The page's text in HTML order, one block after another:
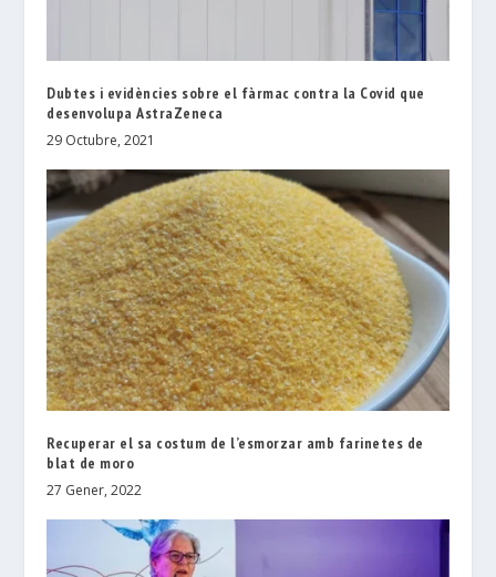
Dubtes i evidències sobre el fàrmac contra la Covid que
desenvolupa AstraZeneca
29 Octubre, 2021
Recuperar el sa costum de l’esmorzar amb farinetes de
blat de moro
27 Gener, 2022